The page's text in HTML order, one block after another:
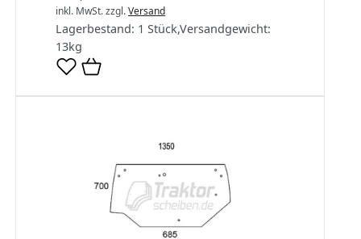
inkl. MwSt.zzgl.Versand
Lagerbestand: 1 Stück,Versandgewicht:
13kg